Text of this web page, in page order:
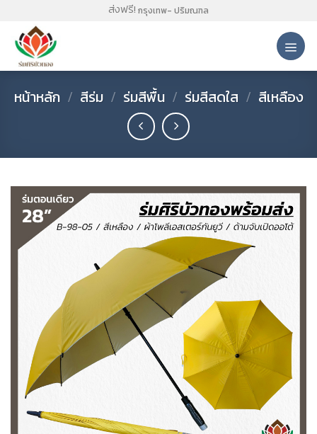
content
ส่งฟรี! กรุงเทพ- ปริมณฑล
หน้าหลัก / สีร่ม / ร่มสีพื้น / ร่มสีสดใส / สีเหลือง